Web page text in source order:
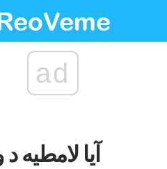
ad
آیا